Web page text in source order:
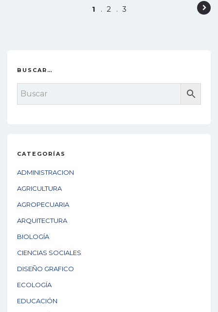
1 2 3
BUSCAR…
CATEGORÍAS
ADMINISTRACION
AGRICULTURA
AGROPECUARIA
ARQUITECTURA
BIOLOGÍA
CIENCIAS SOCIALES
DISEÑO GRAFICO
ECOLOGÍA
EDUCACIÓN